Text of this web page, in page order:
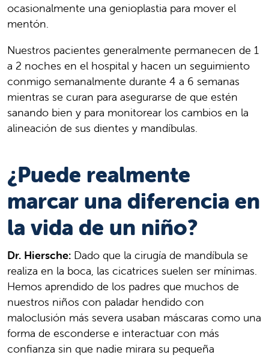
ocasionalmente una genioplastia para mover el
mentón.
Nuestros pacientes generalmente permanecen de 1
a 2 noches en el hospital y hacen un seguimiento
conmigo semanalmente durante 4 a 6 semanas
mientras se curan para asegurarse de que estén
sanando bien y para monitorear los cambios en la
alineación de sus dientes y mandíbulas.
¿Puede realmente
marcar una diferencia en
la vida de un niño?
Dr. Hiersche: Dado que la cirugía de mandíbula se
realiza en la boca, las cicatrices suelen ser mínimas.
Hemos aprendido de los padres que muchos de
nuestros niños con paladar hendido con
maloclusión más severa usaban máscaras como una
forma de esconderse e interactuar con más
confianza sin que nadie mirara su pequeña